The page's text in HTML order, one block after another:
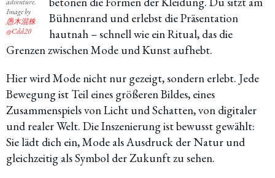
Image by
愚木混株
@Cdd20
Bühnenrand und erlebst die Präsentation
hautnah – schnell wie ein Ritual, das die
Grenzen zwischen Mode und Kunst aufhebt.
Hier wird Mode nicht nur gezeigt, sondern erlebt. Jede
Bewegung ist Teil eines größeren Bildes, eines
Zusammenspiels von Licht und Schatten, von digitaler
und realer Welt. Die Inszenierung ist bewusst gewählt:
Sie lädt dich ein, Mode als Ausdruck der Natur und
gleichzeitig als Symbol der Zukunft zu sehen.